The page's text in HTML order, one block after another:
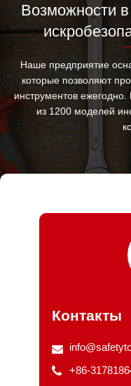
Возможности
Наше предприятие
которые позволяют
инструментов
из 1200 моделей
Контакты
+86-